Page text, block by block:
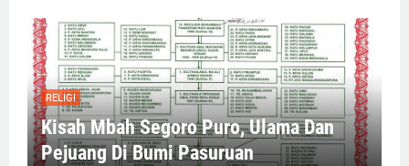
RELIGI
Kisah Mbah Segoro Puro, Ulama Dan
Pejuang Di Bumi Pasuruan